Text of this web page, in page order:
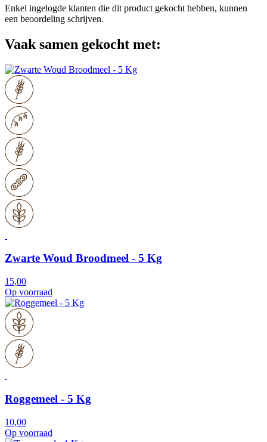
Enkel ingelogde klanten die dit product gekocht hebben, kunnen
een beoordeling schrijven.
Vaak samen gekocht met:
Zwarte Woud Broodmeel - 5 Kg
15,00
Op voorraad
Roggemeel - 5 Kg
10,00
Op voorraad